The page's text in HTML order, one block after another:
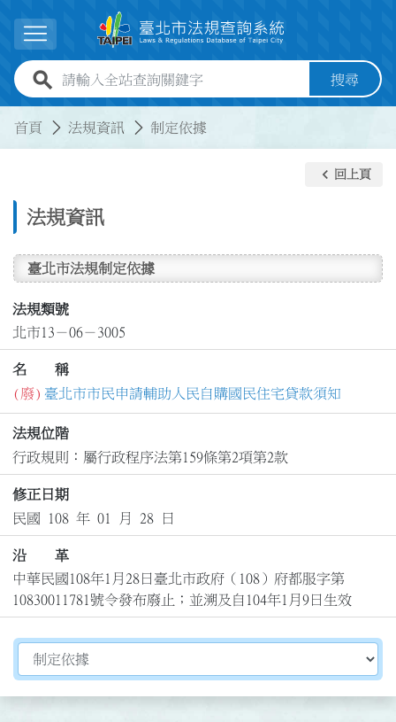
展開選單
全站查詢關鍵字欄位 搜尋
首頁 法規資訊 制定依據
法規資訊
keyboard_arrow_left 回上頁
臺北市法規制定依據
法規類號
北市13－06－3005
名 稱
(廢) 臺北市市民申請輔助人民自購國民住宅貸款須知
法規位階
行政規則：屬行政程序法第159條第2項第2款
修正日期
民國 108 年 01 月 28 日
沿 革
中華民國108年1月28日臺北市政府（108）府都服字第
10830011781號令發布廢止；並溯及自104年1月9日生效
切換選擇法規資訊內容